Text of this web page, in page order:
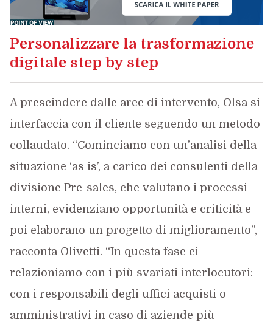
Personalizzare la trasformazione
digitale step by step
A prescindere dalle aree di intervento, Olsa si
interfaccia con il cliente seguendo un metodo
collaudato. “Cominciamo con un’analisi della
situazione ‘as is’, a carico dei consulenti della
divisione Pre-sales, che valutano i processi
interni, evidenziano opportunità e criticità e
poi elaborano un progetto di miglioramento”,
racconta Olivetti. “In questa fase ci
relazioniamo con i più svariati interlocutori:
con i responsabili degli uffici acquisti o
amministrativi in caso di aziende più